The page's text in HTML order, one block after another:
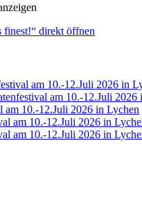
finest!“ direkt öffnen
am 10.-12.Juli 2026 in
am 10.-12.Juli 2026
am 10.-12.Juli 2026 in Lychen
am 10.-12.Juli 2026 in
am 10.-12.Juli 2026 in